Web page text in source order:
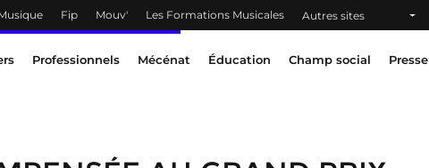
Fip Mouv' Les Formations Musicales Autres sites
Professionnels Mécénat Éducation Champ social Presse